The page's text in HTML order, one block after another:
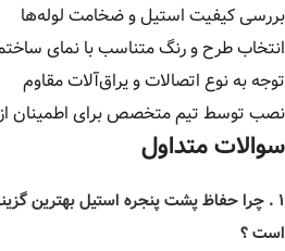
بررسی کیفیت استیل و ضخامت لوله‌ها
انتخاب طرح و رنگ متناسب با نمای
توجه به نوع اتصالات و یراق‌آلات مقاوم
نصب توسط تیم متخصص برای اطمینان از
سوالات متداول
۱ . چرا حفاظ پشت پنجره استیل بهترین
است ؟